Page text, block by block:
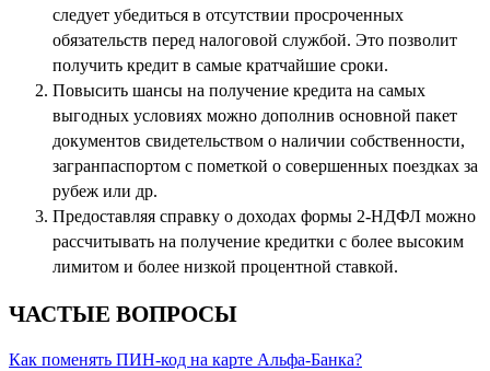
следует убедиться в отсутствии просроченных
обязательств перед налоговой службой. Это позволит
получить кредит в самые кратчайшие сроки.
Повысить шансы на получение кредита на самых
выгодных условиях можно дополнив основной пакет
документов свидетельством о наличии собственности,
загранпаспортом с пометкой о совершенных поездках за
рубеж или др.
Предоставляя справку о доходах формы 2-НДФЛ можно
рассчитывать на получение кредитки с более высоким
лимитом и более низкой процентной ставкой.
ЧАСТЫЕ ВОПРОСЫ
Как поменять ПИН-код на карте Альфа-Банка?